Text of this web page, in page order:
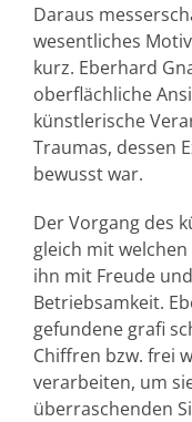
Daraus
wesentliches
kurz. Eberhard
oberflächliche
künstlerische
Traumas, dessen
bewusst war.
Der Vorgang des
gleich mit
ihn mit Freude
Betriebsamkeit.
gefundene grafi
Chiffren bzw. frei
verarbeiten, um
überraschenden